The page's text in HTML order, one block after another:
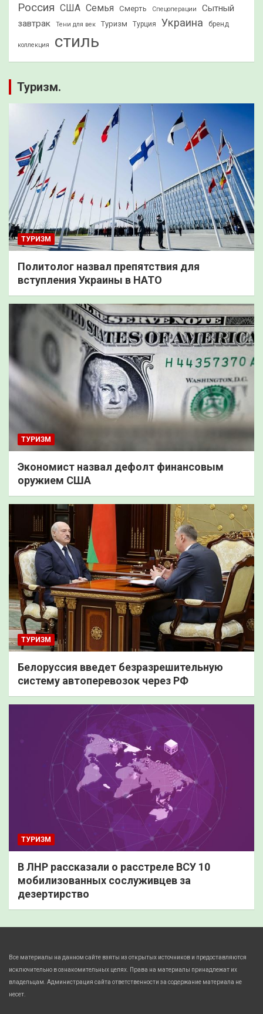
Россия США Семья Смерть Спецоперации
Сытный
завтрак
Тени для век Туризм Турция Украина бренд
коллекция стиль
Туризм.
ТУРИЗМ
Политолог назвал препятствия для
вступления Украины в НАТО
ТУРИЗМ
Экономист назвал дефолт финансовым
оружием США
ТУРИЗМ
Белоруссия введет безразрешительную
систему автоперевозок через РФ
ТУРИЗМ
В ЛНР рассказали о расстреле ВСУ 10
мобилизованных сослуживцев за
дезертирство
Все материалы на данном сайте взяты из открытых источников и предоставляются
исключительно в ознакомительных целях. Права на материалы принадлежат их
владельцам. Администрация сайта ответственности за содержание материала не
несет.